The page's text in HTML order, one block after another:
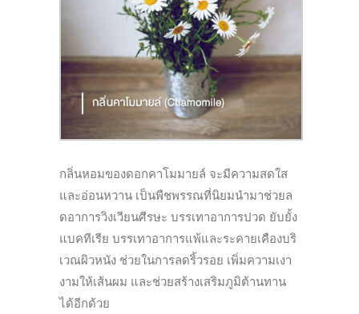
กลิ่นหอมของดอกคาโมมายล์ จะมีความสดใส
และอ่อนหวาน เป็นพืชพรรณที่นิยมนำมาช่วยล
ดอาการวิงเวียนศีรษะ บรรเทาอาการปวด ยับยั้ง
แบคทีเรีย บรรเทาอาการแพ้และระคายเคืองบริ
เวณผิวหนัง ช่วยในการลดริ้วรอย เพิ่มความเงา
งามให้เส้นผม และช่วยสร้างเสริมภูมิต้านทาน
ได้อีกด้วย